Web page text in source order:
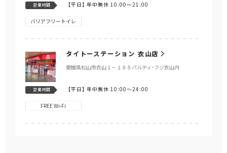
営業時間 【平日】年中無休 10:00～21:00
バリアフリートイレ
タイトーステーション 衣山店
愛媛県松山市衣山１－１８８パルティ・フジ衣山内
営業時間 【平日】年中無休 10:00～24:00
FREE Wi-Fi